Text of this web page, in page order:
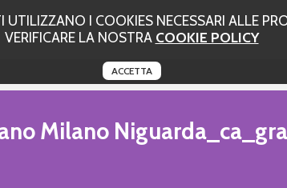
I COOKIES NECESSARI ALLE
VERIFICARE LA NOSTRA COOKIE POLICY
ACCETTA
Milano